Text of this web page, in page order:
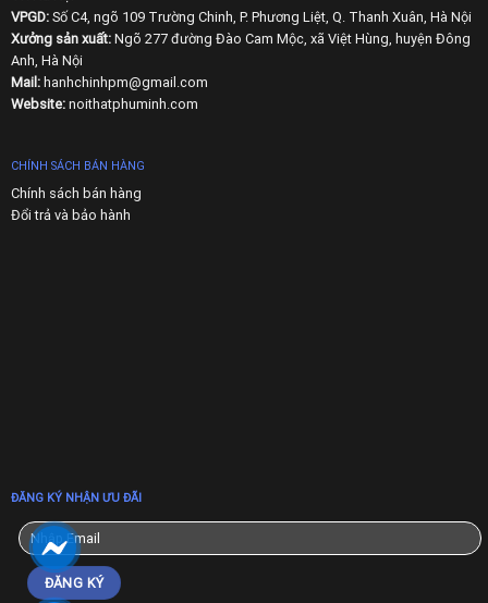
VPGD:Số C4, ngõ 109 Trường Chinh, P. Phương Liệt, Q. Thanh Xuân, Hà Nội
Xưởng sản xuất:Ngõ 277 đường Đào Cam Mộc, xã Việt Hùng, huyện Đông
Anh, Hà Nội
Mail: hanhchinhpm@gmail.com
Website:noithatphuminh.com
CHÍNH SÁCH BÁN HÀNG
Chính sách bán hàng
Đổi trả và bảo hành
ĐĂNG KÝ NHẬN ƯU ĐÃI